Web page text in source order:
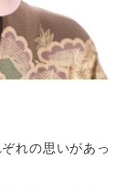
れの思いがあっ